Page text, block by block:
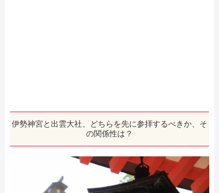
伊勢神宮と出雲大社、どちらを先に参拝するべきか、そ
の関係性は？